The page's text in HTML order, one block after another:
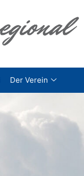
Der Verein